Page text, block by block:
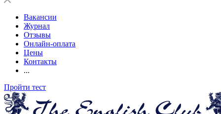
Вакансии
Журнал
Отзывы
Онлайн-оплата
Цены
Контакты
...
Пройти тест